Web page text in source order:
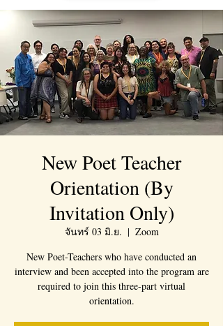
New Poet Teacher
Orientation (By
Invitation Only)
จันทร์ 03 มิ.ย.
  |
Zoom
New Poet-Teachers who have conducted an
interview and been accepted into the program are
required to join this three-part virtual
orientation.